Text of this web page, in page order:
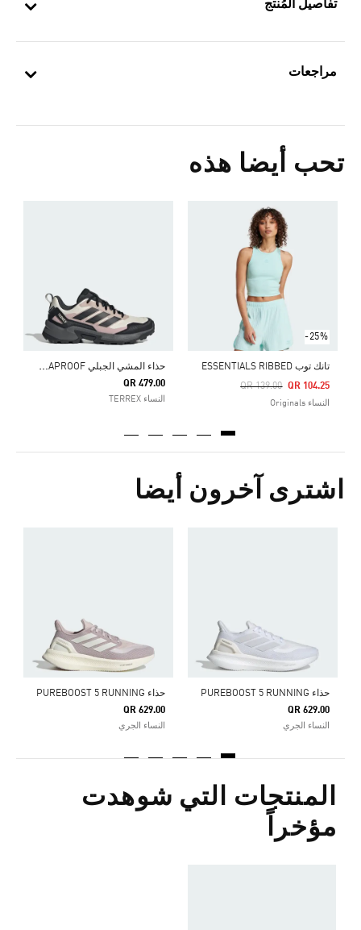
تفاصيل المُنتج
مراجعات
تحب أيضا هذه
-25%
تانك توب ESSENTIALS RIBBED
Price Reduced From
QR 139.00
To QR 104.25
النساء Originals
ح
ذاء المشي الجبلي TERREX EASTRAIL 3 CLIMAPROOF
QR 479.00
النساء TERREX
اشترى آخرون أيضا
حذاء PUREBOOST 5 RUNNING
QR 629.00
النساء الجري
حذاء PUREBOOST 5 RUNNING
QR 629.00
النساء الجري
المنتجات التي شوهدت
مؤخراً